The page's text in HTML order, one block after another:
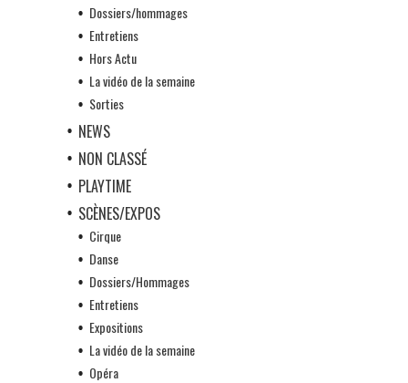
Dossiers/hommages
Entretiens
Hors Actu
La vidéo de la semaine
Sorties
NEWS
NON CLASSÉ
PLAYTIME
SCÈNES/EXPOS
Cirque
Danse
Dossiers/Hommages
Entretiens
Expositions
La vidéo de la semaine
Opéra